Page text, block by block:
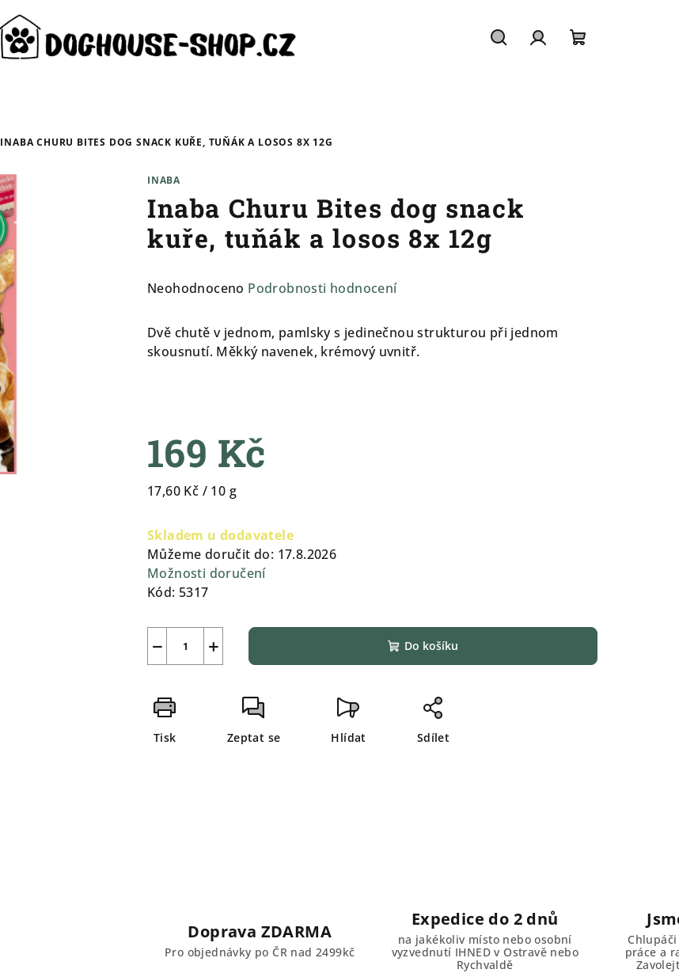
INABA CHURU BITES DOG SNACK KUŘE, TUŇÁK A LOSOS 8X 12G
INABA
Inaba Churu Bites dog snack
kuře, tuňák a losos 8x 12g
Průměrné
produktu
je
Neohodnoceno Podrobnosti hodnocení
Dvě chutě v jednom, pamlsky s jedinečnou strukturou při jednom
skousnutí. Měkký navenek, krémový uvnitř.
169 Kč
Měrná
17,60 Kč / 10 g
Skladem u dodavatele
Můžeme doručit do: 17.8.2026
Možnosti doručení
Kód: 5317
+
− Do košíku
Tisk Zeptat se Hlídat Sdílet
Doprava ZDARMA
Pro objednávky po ČR nad 2499kč
Expedice do 2 dnů
na jakékoliv místo nebo osobní
vyzvednutí IHNED v Ostravě nebo
Rychvaldě
práce a